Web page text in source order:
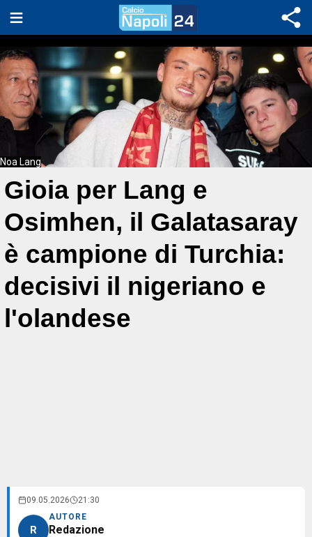
Noa Lang
Gioia per Lang e
Osimhen, il Galatasaray
è campione di Turchia:
decisivi il nigeriano e
l'olandese
09.05.2026 21:30
R
AUTORE
Redazione